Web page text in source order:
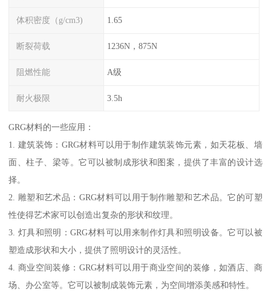
体积密度（g/cm3) 1.65
断裂荷载 1236N，875N
阻燃性能 A级
耐火极限 3.5h
GRG材料的一些应用：
1. 建筑装饰：GRG材料可以用于制作建筑装饰元素，如天花板、墙
面、柱子、梁等。它可以被制成形状和图案，提供了丰富的设计选
择。
2. 雕塑和艺术品：GRG材料可以用于制作雕塑和艺术品。它的可塑
性使得艺术家可以创造出复杂的形状和纹理。
3. 灯具和照明：GRG材料可以用来制作灯具和照明设备。它可以被
塑造成形状和大小，提供了照明设计的灵活性。
4. 商业空间装修：GRG材料可以用于商业空间的装修，如酒店、商
场、办公室等。它可以被制成装饰元素，为空间增添美感和特性。